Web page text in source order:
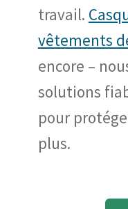
travail.
vêtements
encore –
solutions
pour
plus.